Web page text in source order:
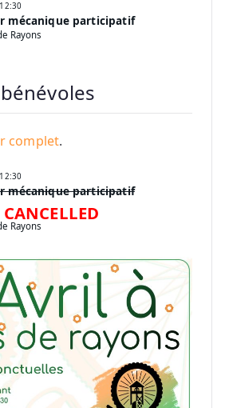
mécanique participatif
Rayons
complet.
mécanique participatif
CANCELLED
Rayons